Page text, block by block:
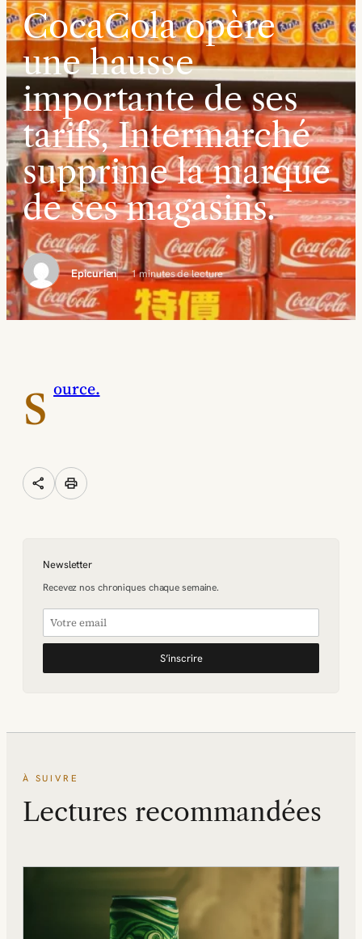
CocaCola opère
une hausse
importante de ses
tarifs, Intermarché
supprime la marque
de ses magasins.
Epicurien 1 minutes de lecture
s ource.
share print
Newsletter
Recevez nos chroniques chaque semaine.
S’inscrire
À SUIVRE
Lectures recommandées